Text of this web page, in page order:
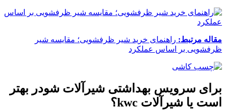
مقاله مرتبط: راهنمای خرید شیر ظرفشویی؛ مقایسه شیر
ظرفشویی بر اساس عملکرد
برای سرویس بهداشتی شیرآلات شودر بهتر
است یا شیرآلات kwc؟